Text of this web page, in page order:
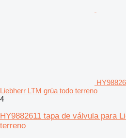
Liebherr LTM grúa todo terreno
4
HY9882611 tapa de válvula para
terreno